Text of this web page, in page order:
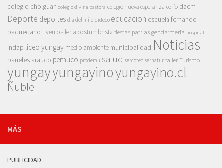
colegio cholguan colegio divina pastora colegio nueva esperanza corfo daem
Deporte deportes dia del niño dideco educacion escuela fernando
baquedano Eventosferia costumbrista fiestas patrias gendarmeria hospital
indap liceo yungay medio ambiente municipalidad Noticias
paneles arauco pemuco prodemu salud sercotec sernatur taller Turismo
yungayyungayinoyungayino.cl
Ñuble
MÁS
PUBLICIDAD